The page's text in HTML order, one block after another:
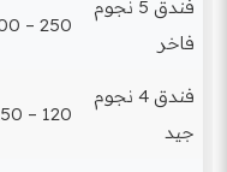
فندق 5 نجوم
فاخر
250 – 800+
فندق 4 نجوم
جيد
120 – 250